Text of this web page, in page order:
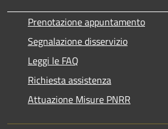
Prenotazione appuntamento
Segnalazione disservizio
Leggi le FAQ
Richiesta assistenza
Attuazione Misure PNRR